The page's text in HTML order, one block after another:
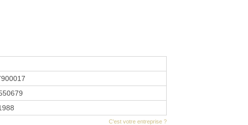
C'est votre entreprise ?